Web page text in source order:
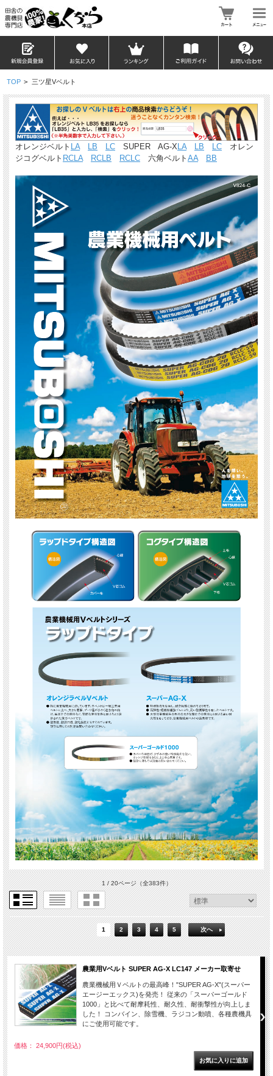
TOP > 三ツ星Vベルト
オレンジベルト LA LB LC SUPER AG-XLA LB LC オレン
ジコグベルト RCLA RCLB RCLC 六角ベルト AA BB
1 / 20ページ（全383件）
1 2 3 4 5 次へ
農業用Vベルト SUPER AG-X LC147 メーカー取寄せ
農業機械用Ｖベルトの最高峰！"SUPER AG-X"(スーパー
エージーエックス)を発売！ 従来の「スーパーゴールド
1000」と比べて耐摩耗性、耐久性、耐衝撃性が向上しま
した！ コンバイン、除雪機、ラジコン動噴、各種農機具
にご使用可能です。
価格： 24,900円(税込)